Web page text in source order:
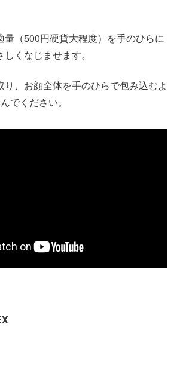
量（500円硬貨大程度）を手のひらに
くなじませます。
、お顔全体を手のひらで包み込むよ
でください。